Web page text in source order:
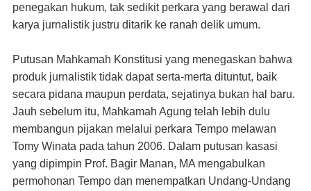
penegakan hukum, tak sedikit perkara yang berawal dari
karya jurnalistik justru ditarik ke ranah delik umum.
Putusan Mahkamah Konstitusi yang menegaskan bahwa
produk jurnalistik tidak dapat serta-merta dituntut, baik
secara pidana maupun perdata, sejatinya bukan hal baru.
Jauh sebelum itu, Mahkamah Agung telah lebih dulu
membangun pijakan melalui perkara Tempo melawan
Tomy Winata pada tahun 2006. Dalam putusan kasasi
yang dipimpin Prof. Bagir Manan, MA mengabulkan
permohonan Tempo dan menempatkan Undang-Undang